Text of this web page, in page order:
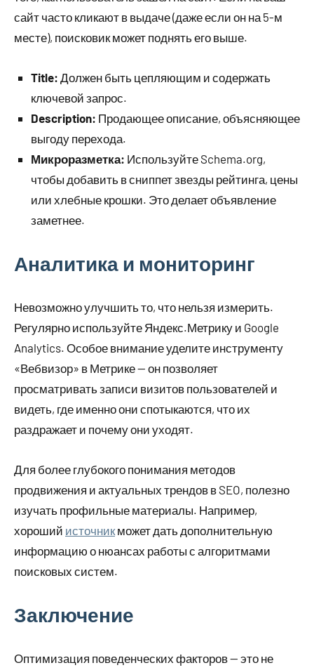
сайт часто кликают в выдаче (даже если он на 5-м
месте), поисковик может поднять его выше.
Title: Должен быть цепляющим и содержать
ключевой запрос.
Description: Продающее описание, объясняющее
выгоду перехода.
Микроразметка: Используйте Schema.org,
чтобы добавить в сниппет звезды рейтинга, цены
или хлебные крошки. Это делает объявление
заметнее.
Аналитика и мониторинг
Невозможно улучшить то, что нельзя измерить.
Регулярно используйте Яндекс.Метрику и Google
Analytics. Особое внимание уделите инструменту
«Вебвизор» в Метрике — он позволяет
просматривать записи визитов пользователей и
видеть, где именно они спотыкаются, что их
раздражает и почему они уходят.
Для более глубокого понимания методов
продвижения и актуальных трендов в SEO, полезно
изучать профильные материалы. Например,
хороший источникможет дать дополнительную
информацию о нюансах работы с алгоритмами
поисковых систем.
Заключение
Оптимизация поведенческих факторов — это не